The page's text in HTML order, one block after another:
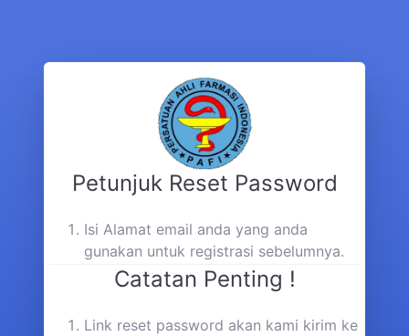
Petunjuk Reset Password
Isi Alamat email anda yang anda
gunakan untuk registrasi sebelumnya.
Catatan Penting !
Link reset password akan kami kirim ke